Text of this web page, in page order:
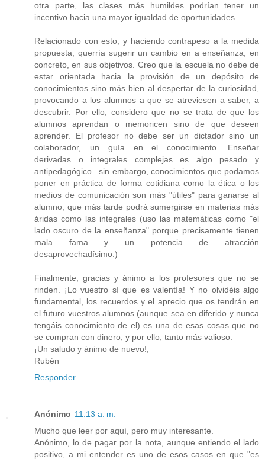
otra parte, las clases más humildes podrían tener un
incentivo hacia una mayor igualdad de oportunidades.
Relacionado con esto, y haciendo contrapeso a la medida
propuesta, querría sugerir un cambio en a enseñanza, en
concreto, en sus objetivos. Creo que la escuela no debe de
estar orientada hacia la provisión de un depósito de
conocimientos sino más bien al despertar de la curiosidad,
provocando a los alumnos a que se atreviesen a saber, a
descubrir. Por ello, considero que no se trata de que los
alumnos aprendan o memoricen sino de que deseen
aprender. El profesor no debe ser un dictador sino un
colaborador, un guía en el conocimiento. Enseñar
derivadas o integrales complejas es algo pesado y
antipedagógico...sin embargo, conocimientos que podamos
poner en práctica de forma cotidiana como la ética o los
medios de comunicación son más "útiles" para ganarse al
alumno, que más tarde podrá sumergirse en materias más
áridas como las integrales (uso las matemáticas como "el
lado oscuro de la enseñanza" porque precisamente tienen
mala fama y un potencia de atracción
desaprovechadísimo.)
Finalmente, gracias y ánimo a los profesores que no se
rinden. ¡Lo vuestro sí que es valentía! Y no olvidéis algo
fundamental, los recuerdos y el aprecio que os tendrán en
el futuro vuestros alumnos (aunque sea en diferido y nunca
tengáis conocimiento de el) es una de esas cosas que no
se compran con dinero, y por ello, tanto más valioso.
¡Un saludo y ánimo de nuevo!,
Rubén
Responder
Anónimo 11:13 a. m.
Mucho que leer por aquí, pero muy interesante.
Anónimo, lo de pagar por la nota, aunque entiendo el lado
positivo, a mi entender es uno de esos casos en que "es